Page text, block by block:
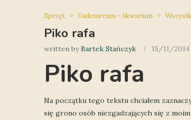
Sprzęt Vademecum - Akwarium
Piko rafa
written byBartek Stańczyk 15/11/2014
Piko rafa
Na początku tego tekstu chciałem
się grono osób niezgadzających się z